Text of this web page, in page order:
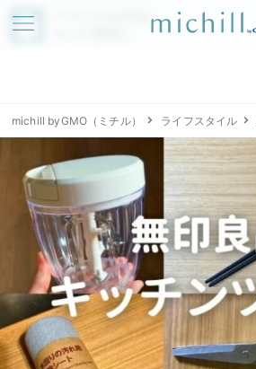
アプリでmichillが
michill byGMO（ミチル） ライフスタイル